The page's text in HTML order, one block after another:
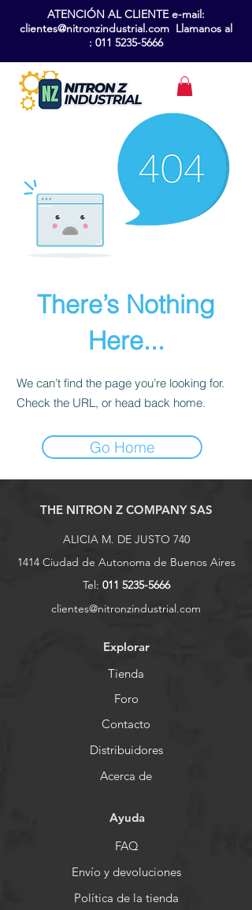
ATENCIÓN AL CLIENTE e-mail:
clientes@nitronzindustrial.com Llamanos al
: 011 5235-5666
There’s Nothing
Here...
We can’t find the page you’re looking for.
Check the URL, or head back home.
Go Home
THE NITRON Z COMPANY SAS
ALICIA M. DE JUSTO 740
1414 Ciudad de Autonoma de Buenos Aires
Tel: 011 5235-5666
clientes@nitronzindustrial.com
Explorar
Tienda
Foro
Contacto
Distribuidores
Acerca de
Ayuda
FAQ
Envío y devoluciones
Política de la tienda